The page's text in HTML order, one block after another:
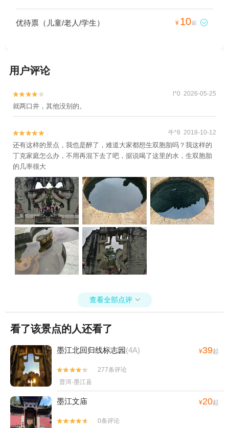
优待票（儿童/老人/学生） ¥ 10起 
用户评论

 l*0 2026-05-25
就两口井，其他没别的。

 牛*8 2018-10-12
还有这样的景点，我也是醉了，难道大家都想生双胞胎吗？我这样的
丁克家庭怎么办，不用再混下去了吧，据说喝了这里的水，生双胞胎
的几率很大
查看全部点评 
看了该景点的人还看了
墨江北回归线标志园(4A) ¥39起


277条评论
普洱·墨江县
墨江文庙 ¥20起

 0条评论